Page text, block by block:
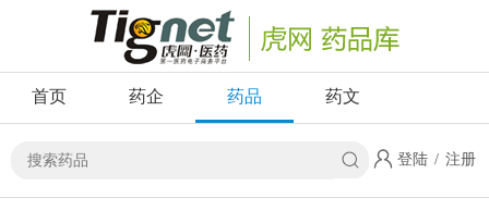
首页 药企 药品 药文
登陆 / 注册